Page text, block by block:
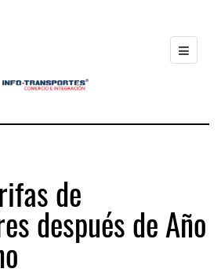
de
después de Año